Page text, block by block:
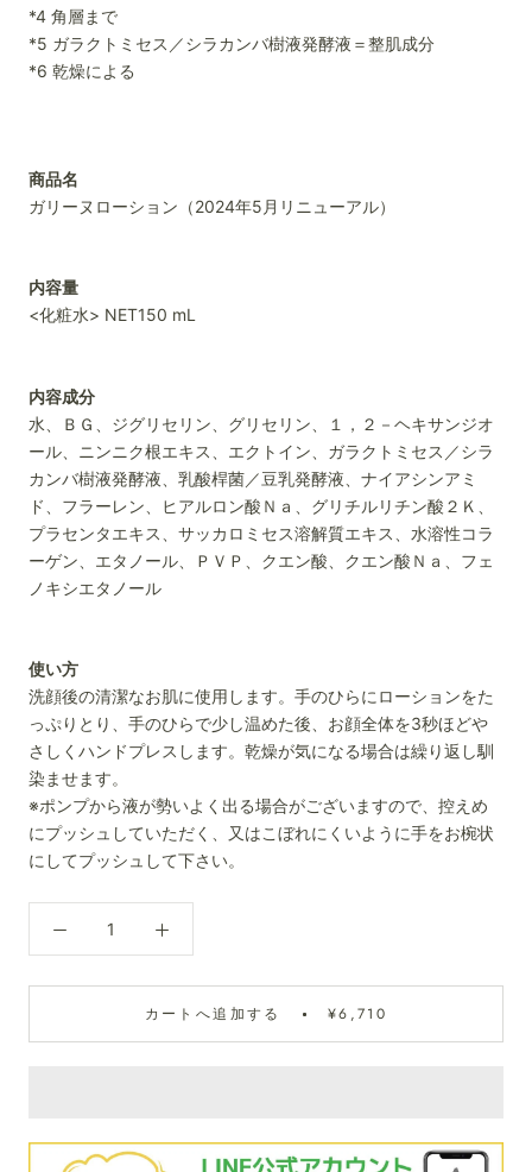
*4 角層まで
*5 ガラクトミセス／シラカンバ樹液発酵液＝整肌成分
*6 乾燥による
商品名
ガリーヌローション（2024年5月リニューアル）
内容量
<化粧水> NET150 mL
内容成分
水、ＢＧ、ジグリセリン、グリセリン、１，２－ヘキサンジオ
ール、ニンニク根エキス、エクトイン、ガラクトミセス／シラ
カンバ樹液発酵液、乳酸桿菌／豆乳発酵液、ナイアシンアミ
ド、フラーレン、ヒアルロン酸Ｎａ、グリチルリチン酸２Ｋ、
プラセンタエキス、サッカロミセス溶解質エキス、水溶性コラ
ーゲン、エタノール、ＰＶＰ、クエン酸、クエン酸Ｎａ、フェ
ノキシエタノール
使い方
洗顔後の清潔なお肌に使用します。手のひらにローションをた
っぷりとり、手のひらで少し温めた後、お顔全体を3秒ほどや
さしくハンドプレスします。乾燥が気になる場合は繰り返し馴
染ませます。
※ポンプから液が勢いよく出る場合がございますので、 控えめ
にプッシュしていただく、又はこぼれにくいように手をお椀状
にしてプッシュして下さい。
カートへ追加する ¥6,710